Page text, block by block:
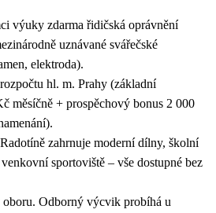
výuky zdarma řidičská oprávnění
uznávané svářečské
elektroda).
hl. m. Prahy (základní
měsíčně + prospěchový bonus 2 000
zahrnuje moderní dílny, školní
sportoviště – vše dostupné bez
oboru. Odborný výcvik probíhá u